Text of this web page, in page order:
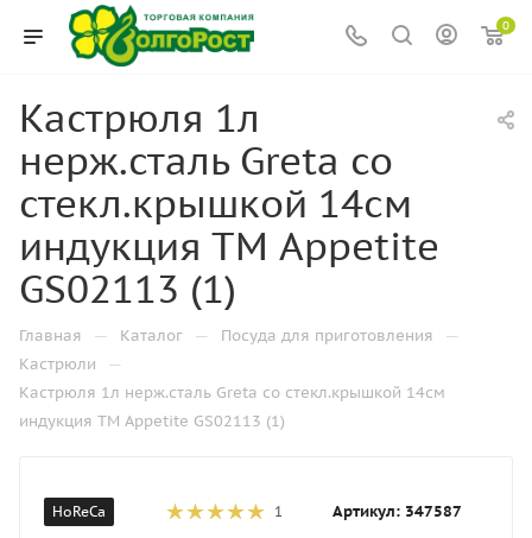
0
Кастрюля 1л
нерж.сталь Greta со
стекл.крышкой 14см
индукция ТМ Appetite
GS02113 (1)
Главная — Каталог — Посуда для приготовления —
Кастрюли —
Кастрюля 1л нерж.сталь Greta со стекл.крышкой 14см
индукция ТМ Appetite GS02113 (1)
HoReCa 1 Артикул: 347587